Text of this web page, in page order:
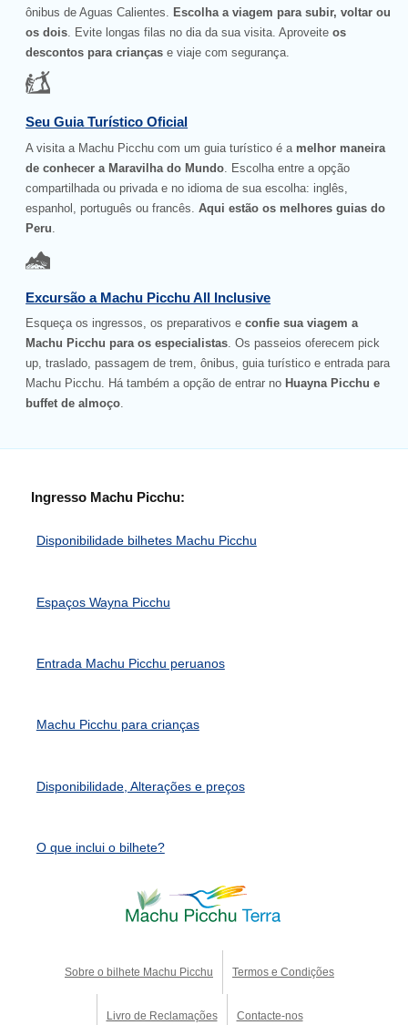
ônibus de Aguas Calientes.
Escolha a viagem para subir, voltar ou
os dois . Evite longas filas no dia da sua visita. Aproveiteos
descontos para crianças e viaje com segurança.
Seu Guia Turístico Oficial
A visita a Machu Picchu com um guia turístico é a melhor maneira
de conhecer a Maravilha do Mundo . Escolha entre a opção
compartilhada ou privada e no idioma de sua escolha: inglês,
espanhol, português ou francês. Aqui estão os melhores guias do
Peru
Excursão a Machu Picchu All Inclusive
Esqueça os ingressos, os preparativos e confie sua viagem a
Machu Picchu para os especialistas. Os passeios oferecem pick
up, traslado, passagem de trem, ônibus, guia turístico e entrada para
Machu Picchu. Há também a opção de entrar no Huayna Picchu e
buffet de almoço.
Ingresso Machu Picchu:
Disponibilidade bilhetes Machu Picchu
Espaços Wayna Picchu
Entrada Machu Picchu peruanos
Machu Picchu para crianças
Disponibilidade, Alterações e preços
O que inclui o bilhete?
Sobre o bilhete Machu Picchu Termos e Condições
Livro de Reclamações Contacte-nos